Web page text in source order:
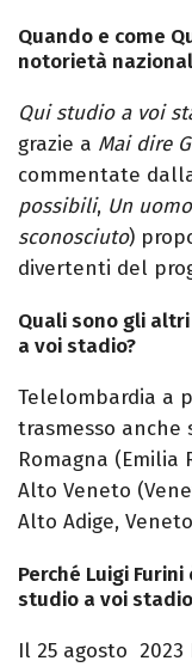
Quando e come
notorietà
Qui studio a voi
grazie a Mai dire
commentate
possibili, Un
sconosciuto)
divertenti del
Quali sono gli
a voi stadio?
Telelombardia a
trasmesso anche
Romagna (Emilia
Alto Veneto
Alto Adige,
Perché Luigi
studio a voi
Il 25 agosto 2023